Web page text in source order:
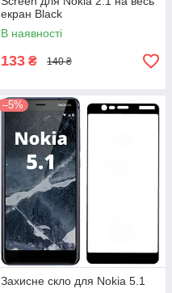
екран Black
В наявності
133 ₴ 140 ₴
–5%
Захисне скло для Nokia 5.1